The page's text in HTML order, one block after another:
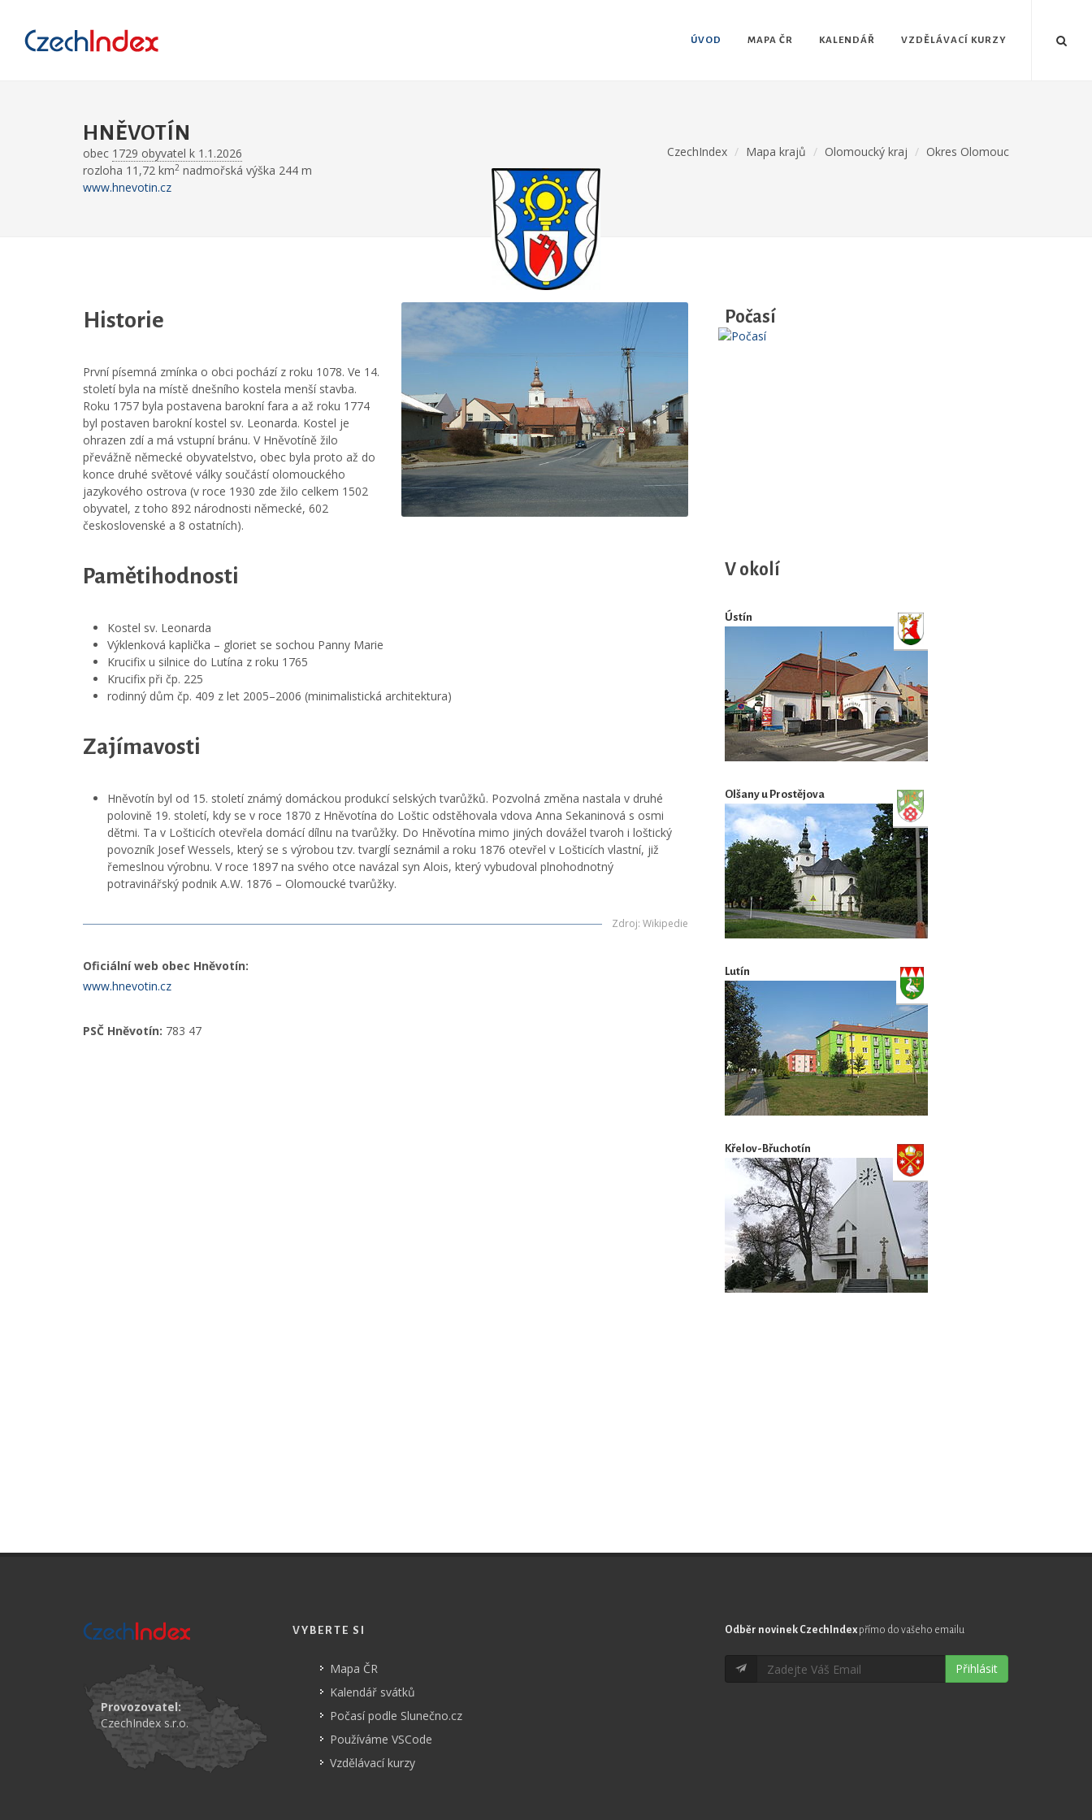
ÚVOD MAPA ČR KALENDÁŘ VZDĚLÁVACÍ KURZY
HNĚVOTÍN
obec 1729 obyvatel k 1.1.2026
rozloha 11,72 km2 nadmořská výška 244 m
www.hnevotin.cz
CzechIndex Mapa krajů Olomoucký kraj Okres Olomouc
Historie
První písemná zmínka o obci pochází z roku 1078. Ve 14.
století byla na místě dnešního kostela menší stavba.
Roku 1757 byla postavena barokní fara a až roku 1774
byl postaven barokní kostel sv. Leonarda. Kostel je
ohrazen zdí a má vstupní bránu. V Hněvotíně žilo
převážně německé obyvatelstvo, obec byla proto až do
konce druhé světové války součástí olomouckého
jazykového ostrova (v roce 1930 zde žilo celkem 1502
obyvatel, z toho 892 národnosti německé, 602
československé a 8 ostatních).
Pamětihodnosti
Kostel sv. Leonarda
Výklenková kaplička – gloriet se sochou Panny Marie
Krucifix u silnice do Lutína z roku 1765
Krucifix při čp. 225
rodinný dům čp. 409 z let 2005–2006 (minimalistická architektura)
Zajímavosti
Hněvotín byl od 15. století známý domáckou produkcí selských tvarůžků. Pozvolná změna nastala v druhé
polovině 19. století, kdy se v roce 1870 z Hněvotína do Loštic odstěhovala vdova Anna Sekaninová s osmi
dětmi. Ta v Lošticích otevřela domácí dílnu na tvarůžky. Do Hněvotína mimo jiných dovážel tvaroh i loštický
povozník Josef Wessels, který se s výrobou tzv. tvarglí seznámil a roku 1876 otevřel v Lošticích vlastní, již
řemeslnou výrobnu. V roce 1897 na svého otce navázal syn Alois, který vybudoval plnohodnotný
potravinářský podnik A.W. 1876 – Olomoucké tvarůžky.
Zdroj: Wikipedie
Oficiální web obec Hněvotín:
www.hnevotin.cz
PSČ Hněvotín: 783 47
Počasí
V okolí
Ústín
Olšany u Prostějova
Lutín
Křelov-Břuchotín
Provozovatel:
CzechIndex s.r.o.
VYBERTE SI
Mapa ČR
Kalendář svátků
Počasí podle Slunečno.cz
Používáme VSCode
Vzdělávací kurzy
Odběr novinek CzechIndex přímo do vašeho emailu
Přihlásit